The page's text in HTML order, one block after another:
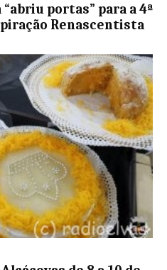
portas” para a 4ª
Renascentista